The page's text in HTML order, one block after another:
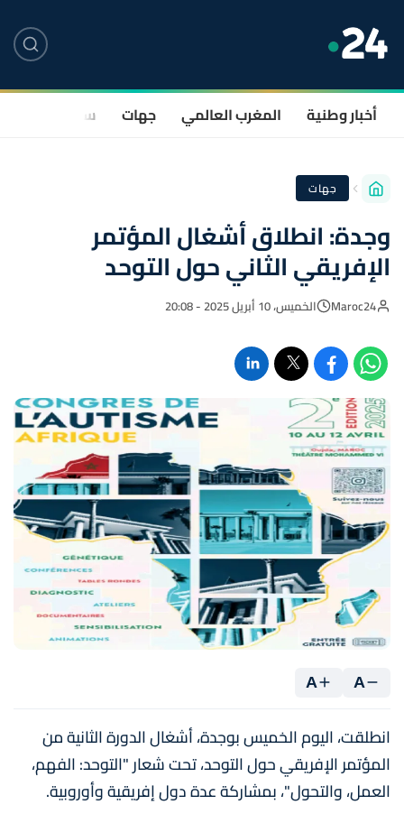
أخبار وطنية المغرب العالمي جهات سياسة
جهات
وجدة: انطلاق أشغال المؤتمر
الإفريقي الثاني حول التوحد
Maroc24 الخميس، 10 أبريل 2025 - 20:08
A
A
انطلقت، اليوم الخميس بوجدة، أشغال الدورة الثانية من
المؤتمر الإفريقي حول التوحد، تحت شعار "التوحد: الفهم،
العمل، والتحول"، بمشاركة عدة دول إفريقية وأوروبية.